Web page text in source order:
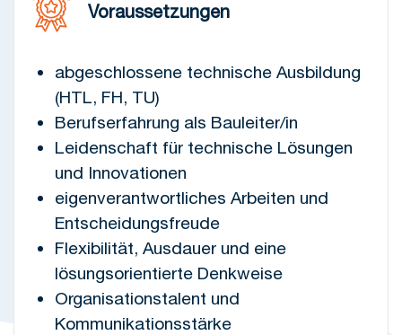
Voraussetzungen
abgeschlossene technische Ausbildung
(HTL, FH, TU)
Berufserfahrung als Bauleiter/in
Leidenschaft für technische Lösungen
und Innovationen
eigenverantwortliches Arbeiten und
Entscheidungsfreude
Flexibilität, Ausdauer und eine
lösungsorientierte Denkweise
Organisationstalent und
Kommunikationsstärke